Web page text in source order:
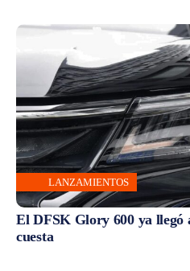
LANZAMIENTOS
El DFSK Glory 600 ya llegó
cuesta